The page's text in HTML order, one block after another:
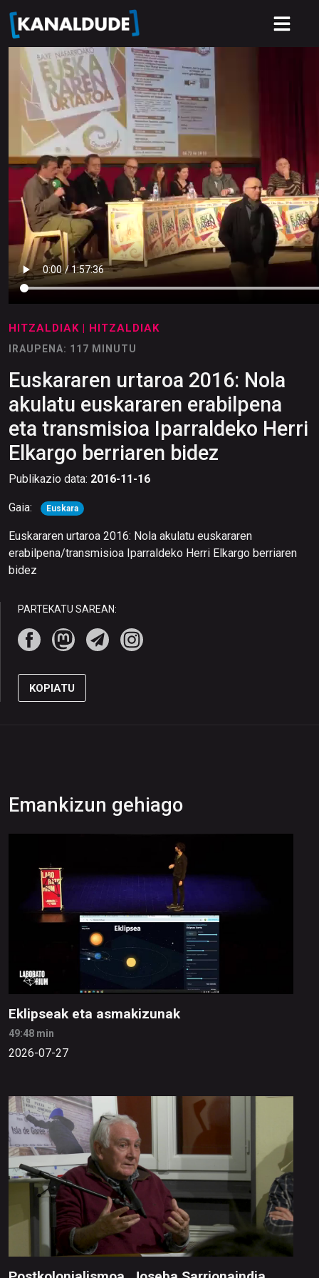
HITZALDIAK | HITZALDIAK
IRAUPENA: 117 MINUTU
Euskararen urtaroa 2016: Nola
akulatu euskararen erabilpena
eta transmisioa Iparraldeko Herri
Elkargo berriaren bidez
Publikazio data: 2016-11-16
Gaia: Euskara
Euskararen urtaroa 2016: Nola akulatu euskararen
erabilpena/transmisioa Iparraldeko Herri Elkargo berriaren
bidez
PARTEKATU SAREAN:
KOPIATU
Emankizun gehiago
Eklipseak eta asmakizunak
49:48 min
2026-07-27